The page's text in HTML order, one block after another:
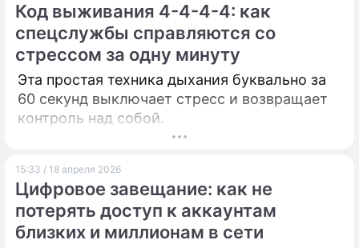
О ПРОЕКТЕ
Код выживания 4-4-4-4: как
спецслужбы справляются со
стрессом за одну минуту
Эта простая техника дыхания буквально за
60 секунд выключает стресс и возвращает
контроль над собой.
15:33 / 18 апреля 2026
Цифровое завещание: как не
потерять доступ к аккаунтам
близких и миллионам в сети